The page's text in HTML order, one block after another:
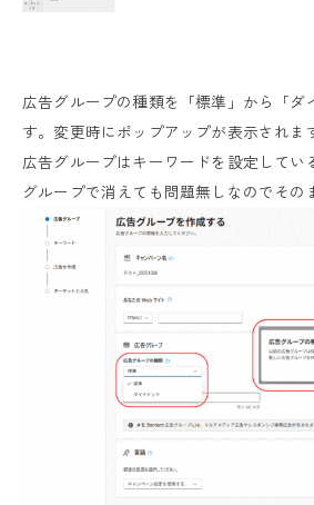
広告グループの種類を「標準」から「ダ
す。変更時にポップアップが表示されま
広告グループはキーワードを設定してい
グループで消えても問題無しなのでその